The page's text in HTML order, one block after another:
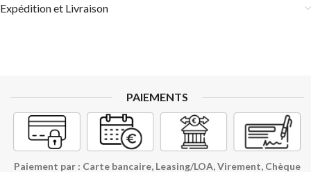
Expédition et Livraison
PAIEMENTS
Paiement par : Carte bancaire, Leasing/LOA, Virement, Chèque